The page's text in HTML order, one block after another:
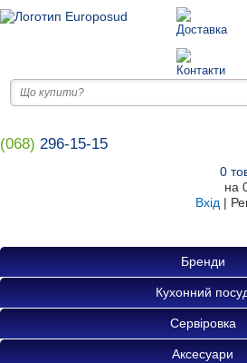
(068) 296-15-15
0
на
Вхід |
Бренди
Кухонний
Сервіровка
Аксесуари